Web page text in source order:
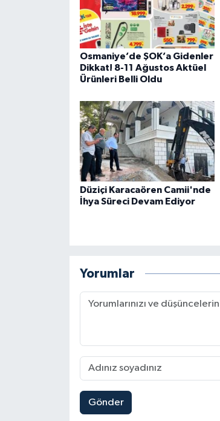
Osmaniye’de ŞOK’a Gidenler
Dikkat! 8-11 Ağustos Aktüel
Ürünleri Belli Oldu
Düziçi Karacaören Camii'nde
İhya Süreci Devam Ediyor
Yorumlar
Gönder